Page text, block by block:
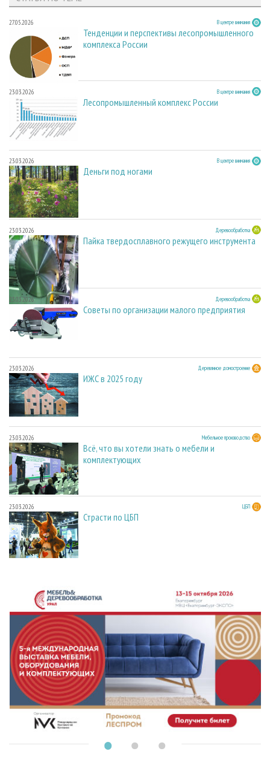
27.05.2026 В центре внимания
Тенденции и перспективы лесопромышленного
комплекса России
23.03.2026 В центре внимания
Лесопромышленный комплекс России
23.03.2026 В центре внимания
Деньги под ногами
23.03.2026 Деревообработка
Пайка твердосплавного режущего инструмента
23.03.2026 Деревообработка
Советы по организации малого предприятия
23.03.2026 Деревянное домостроение
ИЖС в 2025 году
23.03.2026 Мебельное производство
Всё, что вы хотели знать о мебели и
комплектующих
23.03.2026 ЦБП
Страсти по ЦБП